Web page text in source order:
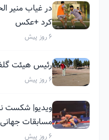
در غیاب منیر
کرد +عکس
6 روز پیش
رئیس هیئت
6 روز پیش
ویدیو| شکست
مسابقات
6 روز پیش